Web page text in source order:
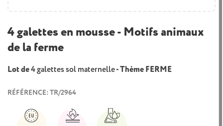
4 galettes en mousse - Motifs animaux
de la ferme
Lot de4 galettes sol maternelle- Thème FERME
RÉFÉRENCE: TR/2964